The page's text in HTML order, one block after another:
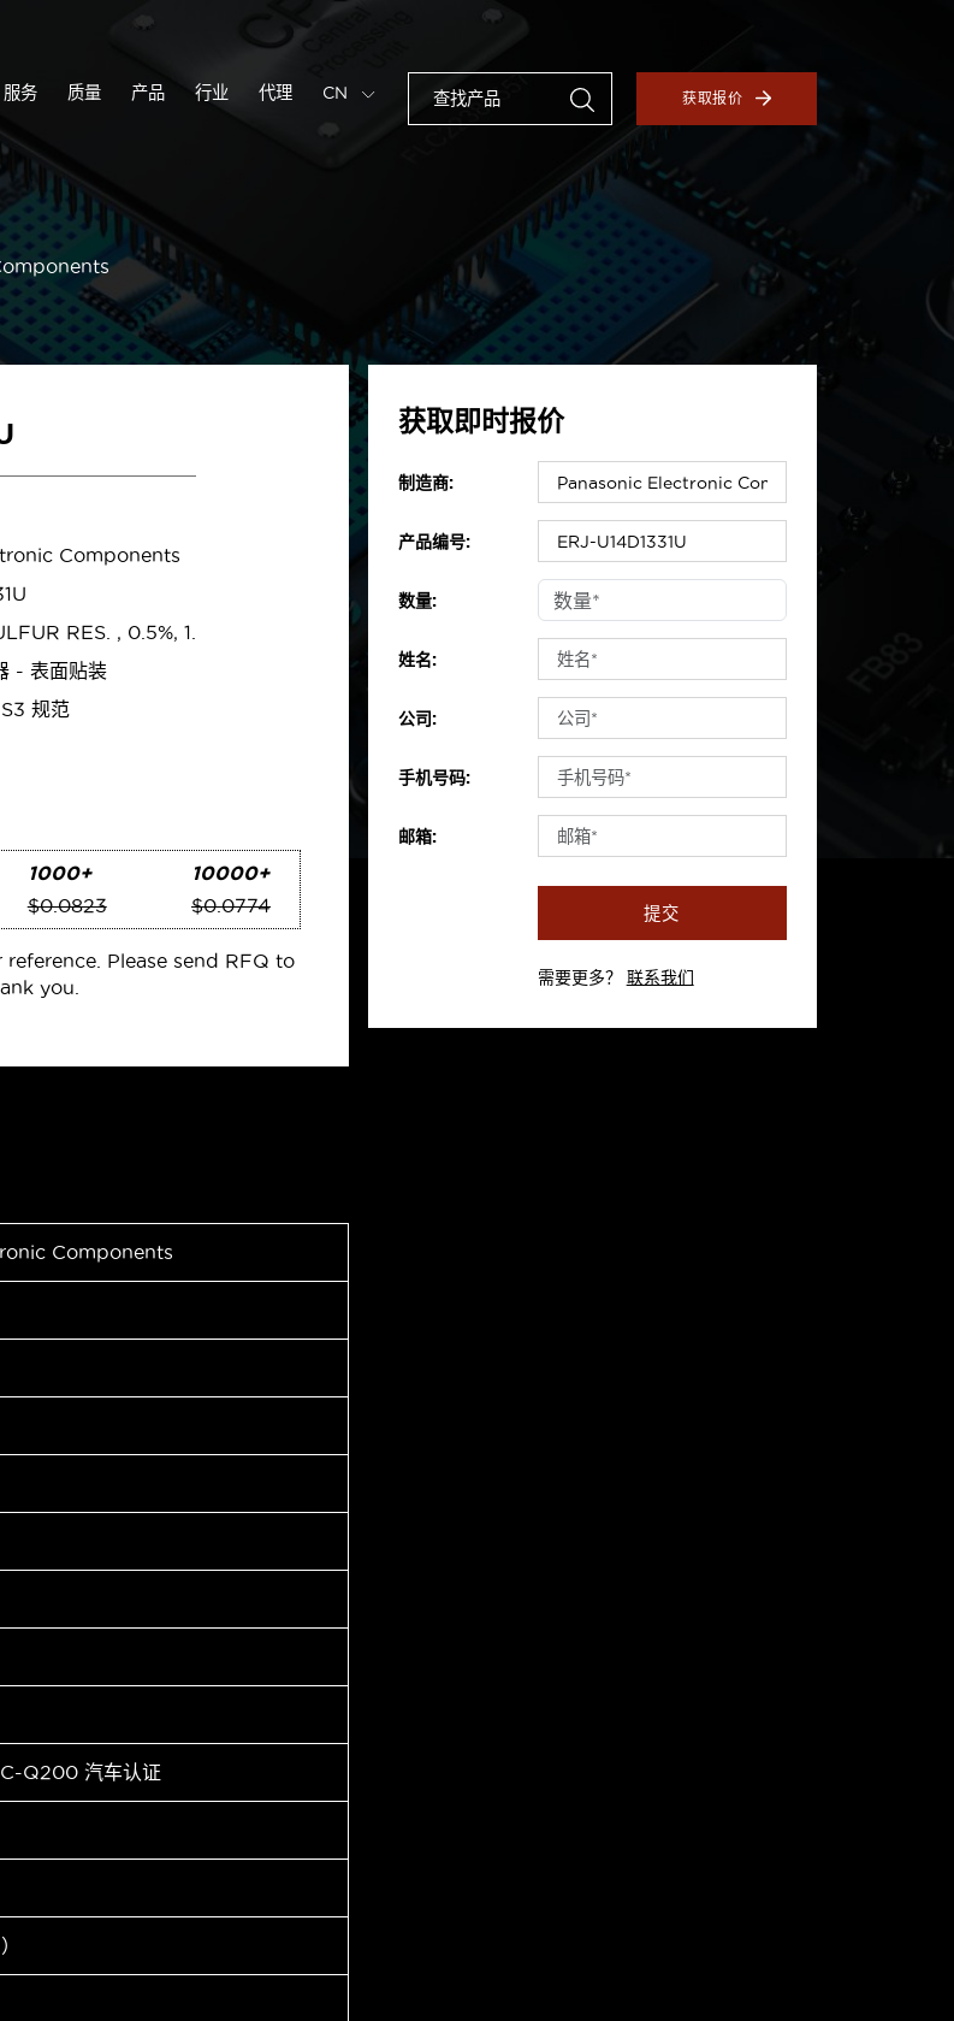
服务 质量 产品 行业 代理 CN 获取报价
Components
RES. , 0.5%, 1.
- 表面贴装
规范
1000+
$0.0823
10000+
$0.0774
Please send RFQ to
you.
Components
Q200 汽车认证
获取即时报价
制造商:
产品编号:
数量:
姓名:
公司:
手机号码:
邮箱:
提交
需要更多？ 联系我们